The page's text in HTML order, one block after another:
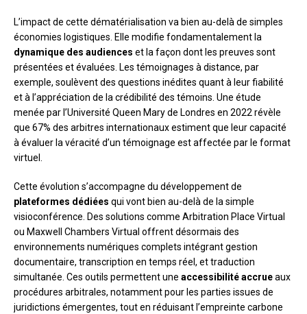
L’impact de cette dématérialisation va bien au-delà de simples
économies logistiques. Elle modifie fondamentalement la
dynamique des audiences et la façon dont les preuves sont
présentées et évaluées. Les témoignages à distance, par
exemple, soulèvent des questions inédites quant à leur fiabilité
et à l’appréciation de la crédibilité des témoins. Une étude
menée par l’Université Queen Mary de Londres en 2022 révèle
que 67% des arbitres internationaux estiment que leur capacité
à évaluer la véracité d’un témoignage est affectée par le format
virtuel.
Cette évolution s’accompagne du développement de
plateformes dédiées qui vont bien au-delà de la simple
visioconférence. Des solutions comme Arbitration Place Virtual
ou Maxwell Chambers Virtual offrent désormais des
environnements numériques complets intégrant gestion
documentaire, transcription en temps réel, et traduction
simultanée. Ces outils permettent une accessibilité accrueaux
procédures arbitrales, notamment pour les parties issues de
juridictions émergentes, tout en réduisant l’empreinte carbone